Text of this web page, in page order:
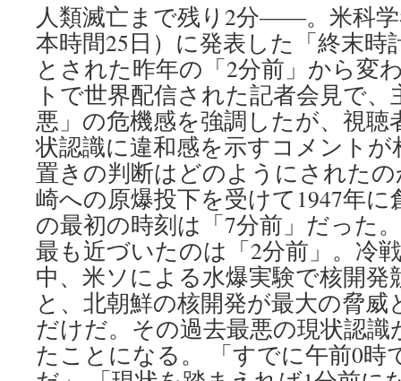
人類滅亡まで残り2分――。米科
本時間25日）に発表した「終末時
とされた昨年の「2分前」から変
トで世界配信された記者会見で
悪」の危機感を強調したが、視聴
状認識に違和感を示すコメント
置きの判断はどのようにされた
崎への原爆投下を受けて1947年
の最初の時刻は「7分前」だった
最も近づいたのは「2分前」。冷
中、米ソによる水爆実験で核開発
と、北朝鮮の核開発が最大の脅威
だけだ。その過去最悪の現状認
たことになる。 「すでに午前0時